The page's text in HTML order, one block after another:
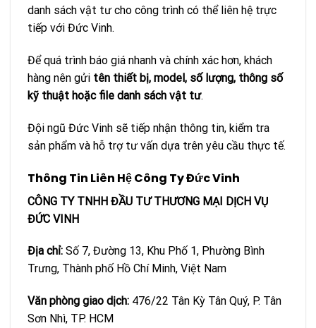
danh sách vật tư cho công trình có thể liên hệ trực
tiếp với Đức Vinh.
Để quá trình báo giá nhanh và chính xác hơn, khách
hàng nên gửi tên thiết bị, model, số lượng, thông số
kỹ thuật hoặc file danh sách vật tư.
Đội ngũ Đức Vinh sẽ tiếp nhận thông tin, kiểm tra
sản phẩm và hỗ trợ tư vấn dựa trên yêu cầu thực tế.
Thông Tin Liên Hệ Công Ty Đức Vinh
CÔNG TY TNHH ĐẦU TƯ THƯƠNG MẠI DỊCH VỤ
ĐỨC VINH
Địa chỉ: Số 7, Đường 13, Khu Phố 1, Phường Bình
Trưng, Thành phố Hồ Chí Minh, Việt Nam
Văn phòng giao dịch: 476/22 Tân Kỳ Tân Quý, P. Tân
Sơn Nhì, TP. HCM